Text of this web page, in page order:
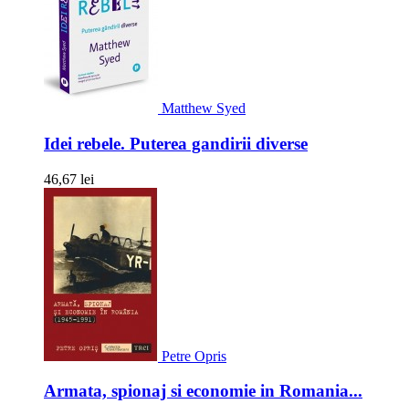
Matthew Syed
Idei rebele. Puterea gandirii diverse
46,67 lei
Petre Opris
Armata, spionaj si economie in Romania...